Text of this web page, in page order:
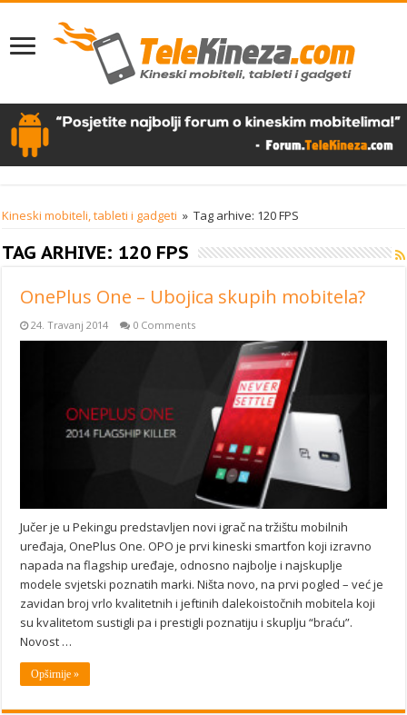
Kineski mobiteli, tableti i gadgeti » Tag arhive: 120 FPS
TAG ARHIVE: 120 FPS
OnePlus One – Ubojica skupih mobitela?
24. Travanj 2014 0 Comments
Jučer je u Pekingu predstavljen novi igrač na tržištu mobilnih
uređaja, OnePlus One. OPO je prvi kineski smartfon koji izravno
napada na flagship uređaje, odnosno najbolje i najskuplje
modele svjetski poznatih marki. Ništa novo, na prvi pogled – već je
zavidan broj vrlo kvalitetnih i jeftinih dalekoistočnih mobitela koji
su kvalitetom sustigli pa i prestigli poznatiju i skuplju “braću”.
Novost …
Opširnije »